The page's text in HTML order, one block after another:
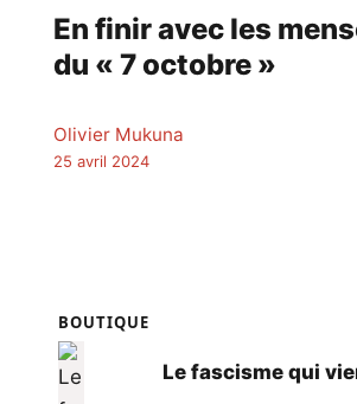
En finir avec les
du « 7 octobre »
Olivier Mukuna
25 avril 2024
BOUTIQUE
Le fascisme qui